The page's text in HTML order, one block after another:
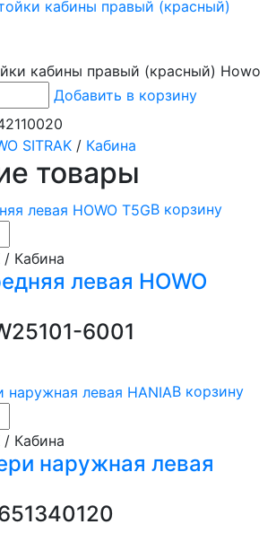
кабины правый (красный) Howo
Добавить в корзину
SITRAK / Кабина
товары
В корзину
/ Кабина
левая HOWO
6001
В корзину
/ Кабина
наружная левая